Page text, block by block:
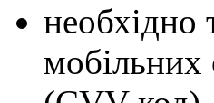
необхідно
мобільних